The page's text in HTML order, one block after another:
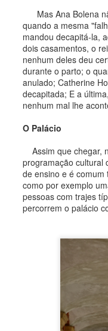
Mas Ana Bolena
quando a mesma
mandou decapitá-la,
dois casamentos, o
nenhum deles deu
durante o parto; o
anulado; Catherine
decapitada; E a
nenhum mal lhe
O Palácio
Assim que chegar,
programação cultural
de ensino e é
como por exemplo
pessoas com trajes
percorrem o palácio
acertei em cheio.
com a semelhança
seu centro
numa ilha é
(mas o nome
designação em alemão
a árvore inclusive
brasão da cidade).
exceção à maioria
- se situa na Baviera, ao
4